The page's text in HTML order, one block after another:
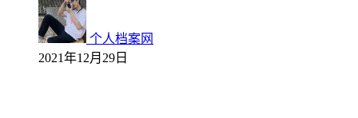
个人档案网
2021年12月29日